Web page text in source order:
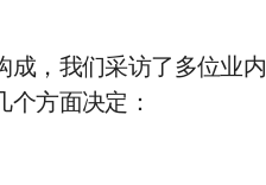
，我们采访了多位业
方面决定：